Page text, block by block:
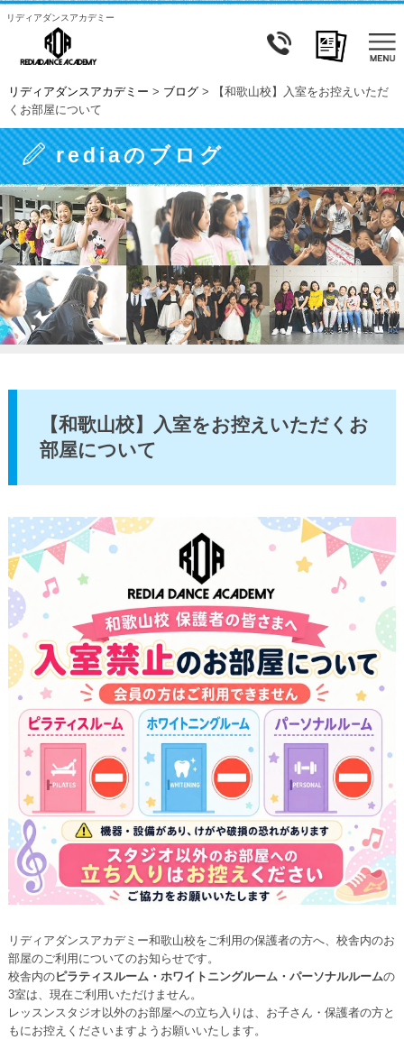
リディアダンスアカデミー
リディアダンスアカデミー > ブログ>
【和歌山校】入室をお控えいただ
くお部屋について
rediaのブログ
【和歌山校】入室をお控えいただくお
部屋について
リディアダンスアカデミー和歌山校をご利用の保護者の方へ、校舎内のお
部屋のご利用についてのお知らせです。
校舎内のピラティスルーム・ホワイトニングルーム・パーソナルルームの
3室は、現在ご利用いただけません。
レッスンスタジオ以外のお部屋への立ち入りは、お子さん・保護者の方と
もにお控えくださいますようお願いいたします。